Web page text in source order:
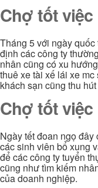
Chợ tốt việc
Tháng 5 với ngày
định các công ty
nhân cũng có xu
thuê xe tài xế lái xe
khách sạn cũng thu
Chợ tốt việc
Ngày tết đoan ngọ
các sinh viên bổ xung
để các công ty tuyển
cũng như tìm kiếm
của doanh nghiệp.